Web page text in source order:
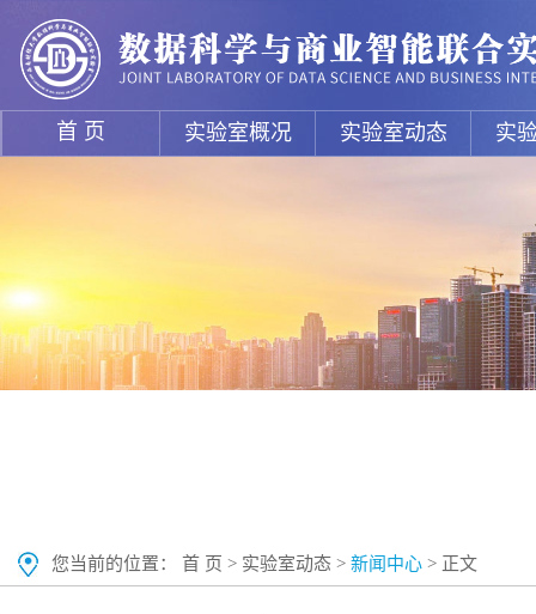
首 页 实验室概况 实验室动态 实
您当前的位置： 首 页 > 实验室动态 > 新闻中心 > 正文